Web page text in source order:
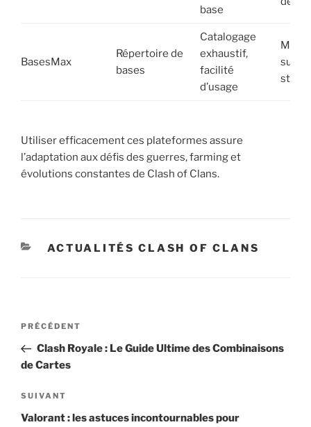
base
BasesMax
Répertoire de
bases
Catalogage
exhaustif,
facilité
d’usage
sur le
Utiliser efficacement ces plateformes assure
l’adaptation aux défis des guerres, farming et
évolutions constantes de Clash of Clans.
CATÉGORIES
ACTUALITÉS CLASH OF CLANS
Navigation
l’article
Article
précédent
PRÉCÉDENT
Clash Royale : Le Guide Ultime des Combinaisons
de Cartes
Article
suivant
SUIVANT
Valorant : les astuces incontournables pour